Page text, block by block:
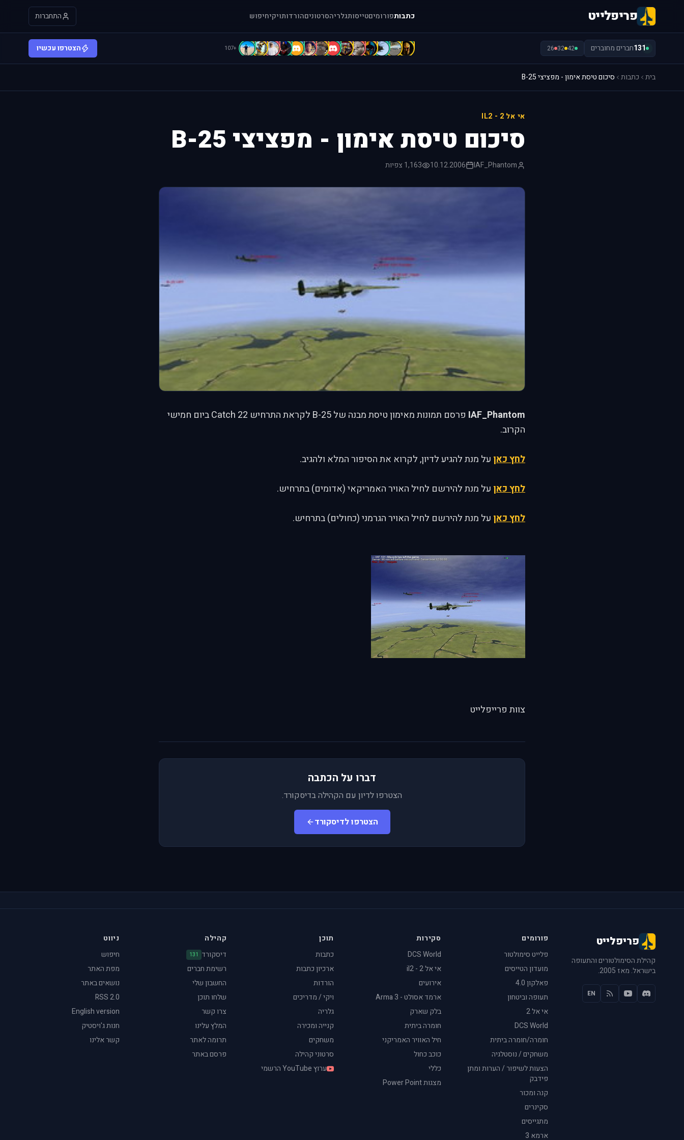
פריפלייט כתבותפורומיםטייסותגלריהסרטוניםהורדותויקיחיפוש התחברות
131חברים מחוברים 42
32
26
=
[
A
A
A
b
b
B
B
B
b
c
C
d
+107 הצטרפו עכשיו
בית כתבות סיכום טיסת אימון - מפציצי B-25
אי אל 2 - IL2
סיכום טיסת אימון - מפציצי B-25
IAF_Phantom
10.12.2006 1,163 צפיות
IAF_Phantom
פרסם תמונות מאימון טיסת מבנה של B-25 לקראת התרחיש Catch 22 ביום חמישי
הקרוב.
לחץ כאן על מנת להגיע לדיון, לקרוא את הסיפור המלא ולהגיב.
לחץ כאן על מנת להירשם לחיל האויר האמריקאי (אדומים) בתרחיש.
לחץ כאן על מנת להירשם לחיל האויר הגרמני (כחולים) בתרחיש.
צוות פרייפלייט
דברו על הכתבה
הצטרפו לדיון עם הקהילה בדיסקורד.
הצטרפו לדיסקורד
פריפלייט
קהילת הסימולטורים והתעופה
בישראל. מאז 2005.
EN
פורומים
פלייט סימולטור
מועדון הטייסים
פאלקון 4.0
תעופה וביטחון
אי אל 2
DCS World
חומרה/חומרה ביתית
משחקים / נוסטלגיה
הצעות לשיפור / הערות ומתן
פידבק
קנה ומכור
סקינרים
מתגייסים
ארמא 3
סקירות
DCS World
אי אל 2 - il2
אירועים
ארמד אסולט - Arma 3
בלק שארק
חומרה ביתית
חיל האוויר האמריקני
כוכב כחול
כללי
מצגות Power Point
תוכן
כתבות
ארכיון כתבות
הורדות
ויקי / מדריכים
גלריה
קנייה ומכירה
משחקים
סרטוני קהילה
ערוץ YouTube הרשמי
קהילה
דיסקורד
131
רשימת חברים
החשבון שלי
שלחו תוכן
צרו קשר
המלץ עלינו
תרומה לאתר
פרסם באתר
ניווט
חיפוש
מפת האתר
נושאים באתר
RSS 2.0
English version
חנות ג'ויסטיק
קשר אלינו